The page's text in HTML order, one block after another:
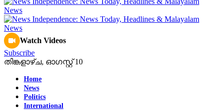
Watch Videos
Subscribe
തിങ്കളാഴ്‌ച, ഓഗസ്റ്റ്‌ 10
Home
News
Politics
International